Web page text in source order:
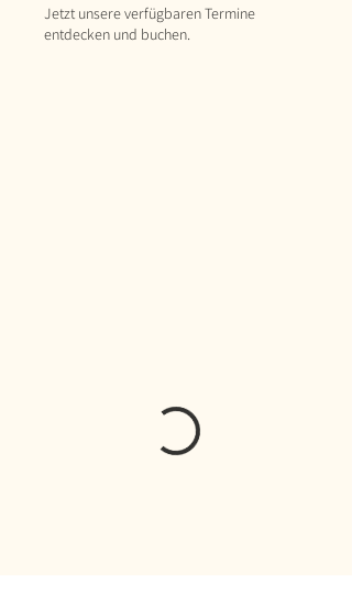
Jetzt unsere verfügbaren Termine
entdecken und buchen.